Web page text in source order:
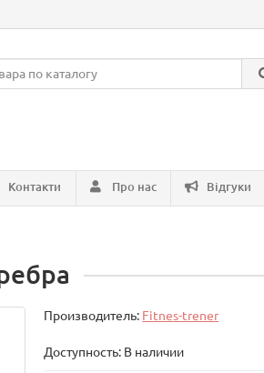
Контакти Про нас Відгуки
Производитель: Fitnes-trener
Доступность: В наличии